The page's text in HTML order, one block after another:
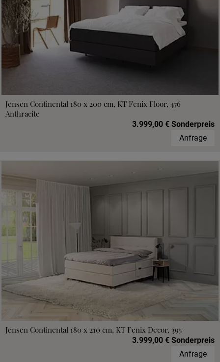
Jensen Continental 180 x 200 cm, KT Fenix Floor, 476
Anthracite
3.999,00 € Sonderpreis
Anfrage
Jensen Continental 180 x 210 cm, KT Fenix Decor, 395
3.999,00 € Sonderpreis
Anfrage